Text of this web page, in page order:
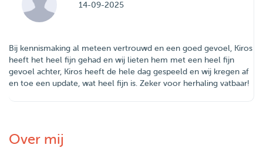
14-09-2025
Bij kennismaking al meteen vertrouwd en een goed gevoel, Kiros
heeft het heel fijn gehad en wij lieten hem met een heel fijn
gevoel achter, Kiros heeft de hele dag gespeeld en wij kregen af
en toe een update, wat heel fijn is. Zeker voor herhaling vatbaar!
Over mij